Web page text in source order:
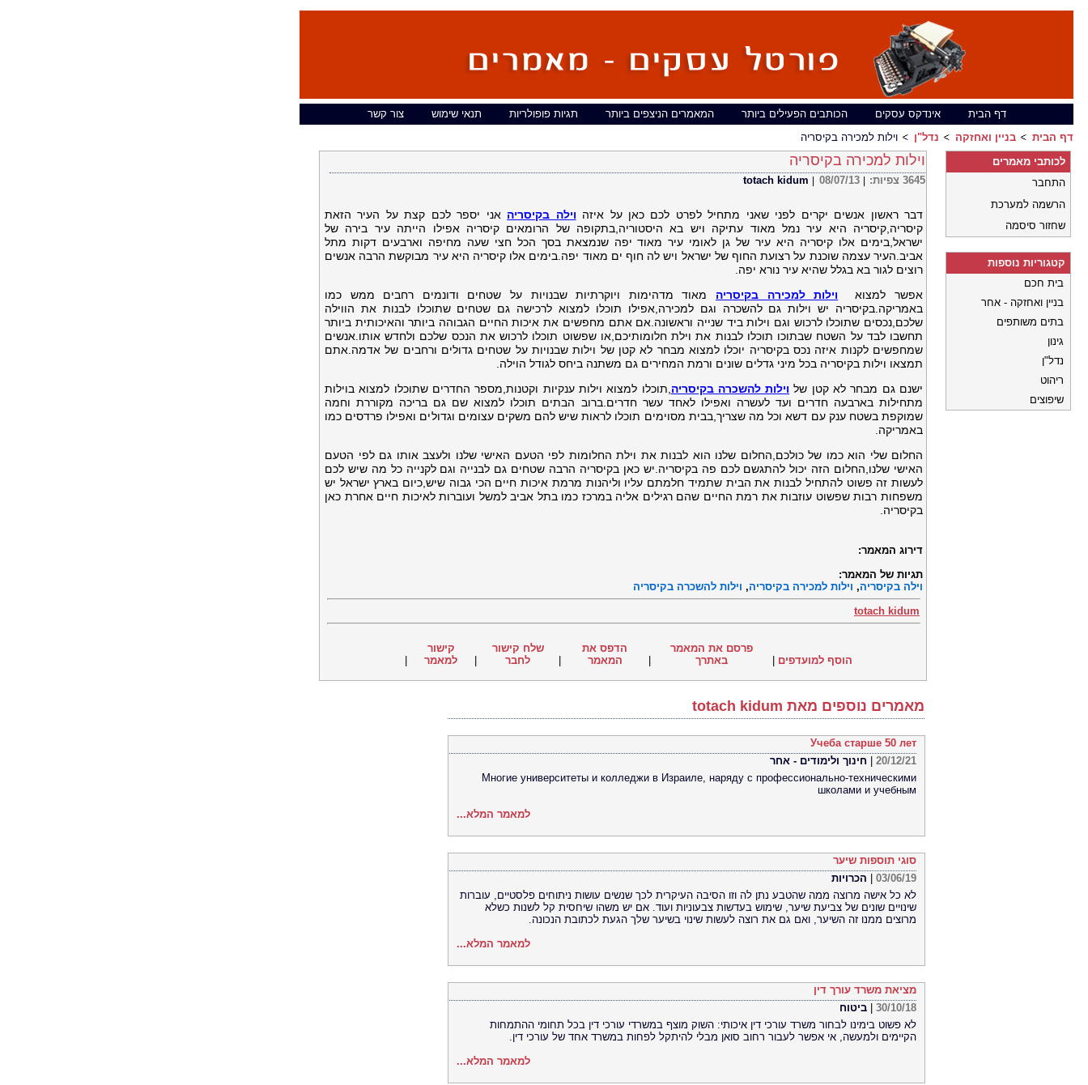
דף הבית אינדקס עסקים הכותבים הפעילים ביותר המאמרים הניצפים ביותר תגיות פופולריות תנאי שימוש
צור קשר
דף הבית
בניין ואחזקה נדל"ן וילות למכירה בקיסריה
וילות למכירה בקיסריה
totach kidum 08/07/13 צפיות: 3645
דבר ראשון אנשים יקרים לפני שאני מתחיל לפרט לכם כאן על איזה וילה בקיסריה אני יספר לכם קצת על העיר הזאת
קיסריה,קיסריה היא עיר נמל מאוד עתיקה ויש בא היסטוריה,בתקופה של הרומאים קיסריה אפילו הייתה עיר בירה של
ישראל,בימים אלו קיסריה היא עיר של גן לאומי עיר מאוד יפה שנמצאת בסך הכל חצי שעה מחיפה וארבעים דקות מתל
אביב.העיר עצמה שוכנת על רצועת החוף של ישראל ויש לה חוף ים מאוד יפה.בימים אלו קיסריה היא עיר מבוקשת הרבה אנשים
רוצים לגור בא בגלל שהיא עיר נורא יפה.
אפשר למצוא וילות למכירה בקיסריה מאוד מדהימות ויוקרתיות שבנויות על שטחים ודונמים רחבים ממש כמו
באמריקה.בקיסריה יש וילות גם להשכרה וגם למכירה,אפילו תוכלו למצוא לרכישה גם שטחים שתוכלו לבנות את הווילה
שלכם,נכסים שתוכלו לרכוש וגם וילות ביד שנייה וראשונה.אם אתם מחפשים את איכות החיים הגבוהה ביותר והאיכותית ביותר
תחשבו לבד על השטח שבתוכו תוכלו לבנות את וילת חלומותיכם,או שפשוט תוכלו לרכוש את הנכס שלכם ולחדש אותו.אנשים
שמחפשים לקנות איזה נכס בקיסריה יוכלו למצוא מבחר לא קטן של וילות שבנויות על שטחים גדולים ורחבים של אדמה.אתם
תמצאו וילות בקיסריה בכל מיני גדלים שונים ורמת המחירים גם משתנה ביחס לגודל הוילה.
ישנם גם מבחר לא קטן של וילות להשכרה בקיסריה ,תוכלו למצוא וילות ענקיות וקטנות,מספר החדרים שתוכלו למצוא בוילות
מתחילות בארבעה חדרים ועד לעשרה ואפילו לאחד עשר חדרים.ברוב הבתים תוכלו למצוא שם גם בריכה מקוררת וחמה
שמוקפת בשטח ענק עם דשא וכל מה שצריך,בבית מסוימים תוכלו לראות שיש להם משקים עצומים וגדולים ואפילו פרדסים כמו
באמריקה.
החלום שלי הוא כמו של כולכם,החלום שלנו הוא לבנות את וילת החלומות לפי הטעם האישי שלנו ולעצב אותו גם לפי הטעם
האישי שלנו,החלום הזה יכול להתגשם לכם פה בקיסריה.יש כאן בקיסריה הרבה שטחים גם לבנייה וגם לקנייה כל מה שיש לכם
לעשות זה פשוט להתחיל לבנות את הבית שתמיד חלמתם עליו וליהנות מרמת איכות חיים הכי גבוה שיש,כיום בארץ ישראל יש
משפחות רבות שפשוט עוזבות את רמת החיים שהם רגילים אליה במרכז כמו בתל אביב למשל ועוברות לאיכות חיים אחרת כאן
בקיסריה.
דירוג המאמר:
תגיות של המאמר:
וילה בקיסריה, וילות למכירה בקיסריה, וילות להשכרה בקיסריה
totach kidum
הוסף למועדפים |
פרסם את המאמר
באתרך
|
הדפס את
המאמר
|
שלח קישור
לחבר
|
קישור
למאמר
|
מאמרים נוספים מאת totach kidum
Учеба старше 50 лет
20/12/21
חינוך ולימודים - אחר
Многие университеты и колледжи в Израиле, наряду с профессионально-техническими
школами и учебным
למאמר המלא...
סוגי תוספות שיער
03/06/19
הכרויות
לא כל אישה מרוצה ממה שהטבע נתן לה וזו הסיבה העיקרית לכך שנשים עושות ניתוחים פלסטיים, עוברות
שינויים שונים של צביעת שיער, שימוש בעדשות צבעוניות ועוד. אם יש משהו שיחסית קל לשנות כשלא
מרוצים ממנו זה השיער, ואם גם את רוצה לעשות שינוי בשיער שלך הגעת לכתובת הנכונה.
למאמר המלא...
מציאת משרד עורך דין
30/10/18
ביטוח
לא פשוט בימינו לבחור משרד עורכי דין איכותי: השוק מוצף במשרדי עורכי דין בכל תחומי ההתמחות
הקיימים ולמעשה, אי אפשר לעבור רחוב סואן מבלי להיתקל לפחות במשרד אחד של עורכי דין.
למאמר המלא...
לכותבי מאמרים
התחבר
הרשמה למערכת
שחזור סיסמה
קטגוריות נוספות
בית חכם
בניין ואחזקה - אחר
בתים משותפים
גינון
נדל"ן
ריהוט
שיפוצים